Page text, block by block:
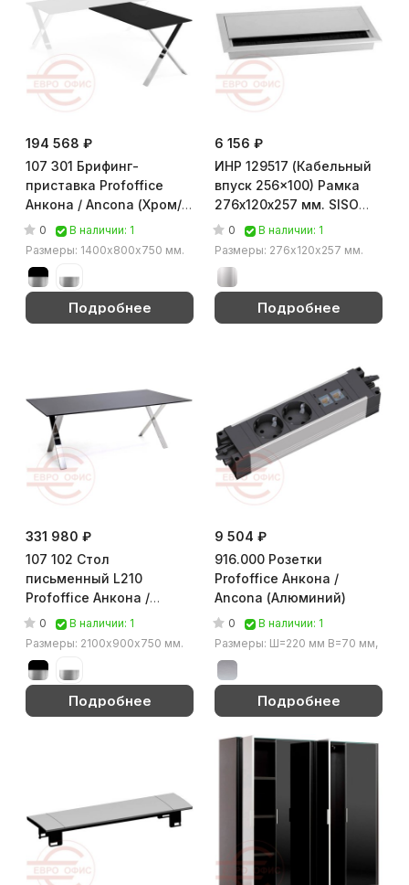
194 568 ₽
107 301 Брифинг-
приставка Profoffice
Анкона / Ancona (Хром/
чёрный)
0
В наличии: 1
Размеры: 1400х800х750 мм.
Подробнее
6 156 ₽
ИНР 129517 (Кабельный
впуск 256x100) Рамка
276х120х257 мм. SISO
(Серебристый)
0
В наличии: 1
Размеры: 276х120х257 мм.
Подробнее
331 980 ₽
107 102 Стол
письменный L210
Profoffice Анкона /
Ancona (Хром/чёрный)
0
В наличии: 1
Размеры: 2100х900х750 мм.
Подробнее
9 504 ₽
916.000 Розетки
Profoffice Анкона /
Ancona (Алюминий)
0
В наличии: 1
Размеры: Ш=220 мм В=70 мм,
Подробнее